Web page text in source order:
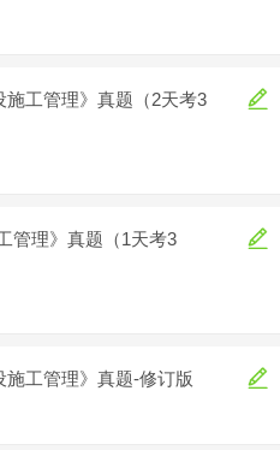
施工管理》真题-修订版